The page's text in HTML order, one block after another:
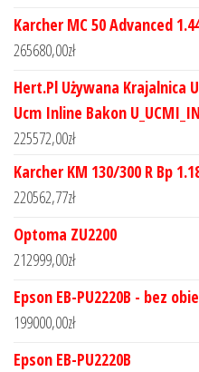
Karcher MC 50 Advanced
265680,00zł
Hert.Pl Używana Krajalnica
Ucm Inline Bakon
225572,00zł
Karcher KM 130/300 R Bp
220562,77zł
Optoma ZU2200
212999,00zł
Epson EB-PU2220B - bez
199000,00zł
Epson EB-PU2220B